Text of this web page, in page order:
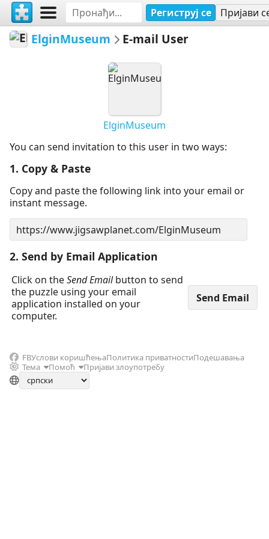
Региструј се Пријави
ElginMuseum E-mail User
ElginMuseum
You can send invitation to this user in two ways:
1. Copy & Paste
Copy and paste the following link into your email or
instant message.
2. Send by Email Application
Click on theSend Emailbutton to send
the puzzle using your email
application installed on your
computer.
FBУслови коришћењаПолитика приватностиПодешавања
Тема
Помоћ Пријави злоупотребу